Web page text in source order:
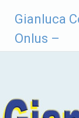
contenuto
Gianluca
Onlus –